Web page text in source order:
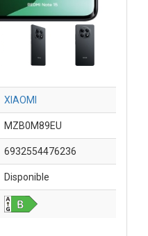
XIAOMI
MZB0M89EU
6932554476236
Disponible